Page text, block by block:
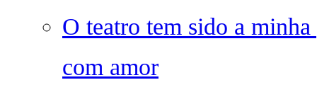
O teatro tem sido a
com amor